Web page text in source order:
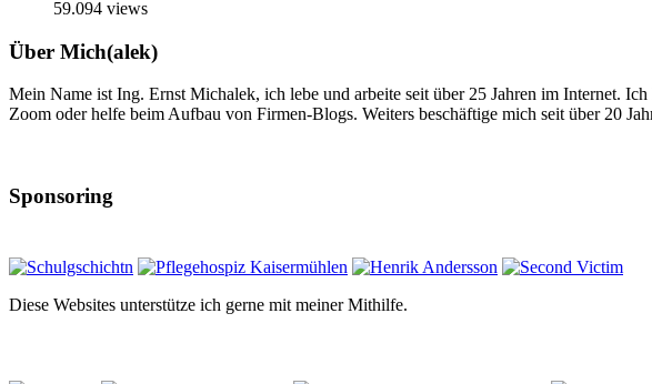
59.094 views
Über Mich(alek)
Mein Name ist Ing. Ernst Michalek, ich lebe und arbeite seit über 25 Jahren im Internet.
Zoom oder helfe beim Aufbau von Firmen-Blogs. Weiters beschäftige mich seit über 20
Sponsoring
Diese Websites unterstütze ich gerne mit meiner Mithilfe.